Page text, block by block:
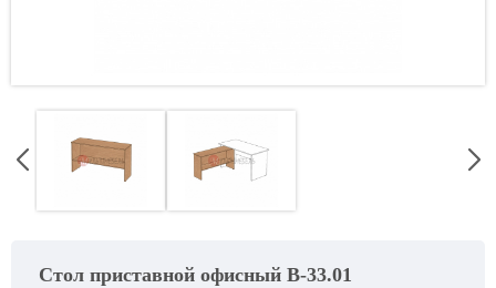
Стол приставной офисный В-33.01